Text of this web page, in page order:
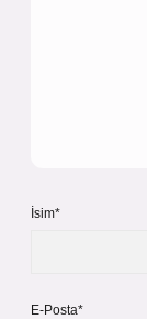
İsim*
E-Posta*